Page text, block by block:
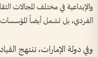
والإبداعية في مختلف المجالات
الفردي، بل تشمل أيضاً المؤسسات
وفي دولة الإمارات، تنتهج